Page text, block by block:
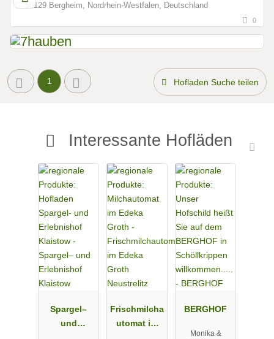
50129 Bergheim, Nordrhein-Westfalen, Deutschland
0
1 Hofladen Suche teilen
Interessante Hofläden
Spargel–
und
Frischmilcha
utomat im
BERGHOF
Monika &